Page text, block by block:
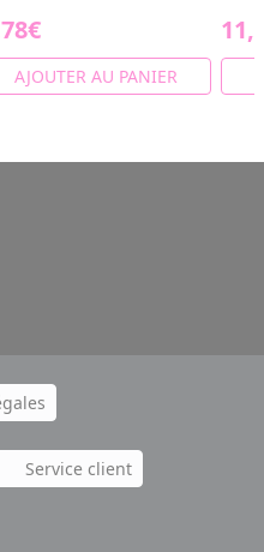
AJOUTER AU PANIER
Service client